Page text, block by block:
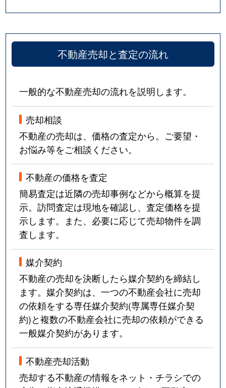
不動産売却と査定の流れ
一般的な不動産売却の流れを説明します。
売却相談
不動産の売却は、価格の査定から。ご要望・
お悩み等をご相談ください。
不動産の価格を査定
簡易査定は近隣の売却事例などから概算を提
示。訪問査定は現地を確認し、査定価格を提
示します。また、必要に応じて売却物件を調
査します。
媒介契約
不動産の売却を決断したら媒介契約を締結し
ます。媒介契約は、一つの不動産会社に売却
の依頼をする専任媒介契約(専属専任媒介契
約)と複数の不動産会社に売却の依頼ができる
一般媒介契約があります。
不動産売却活動
売却する不動産の情報をネット・チラシでの